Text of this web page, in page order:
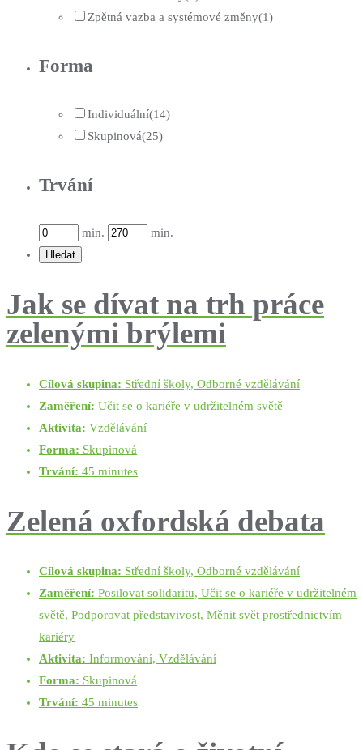
Zpětná vazba a systémové změny(1)
Forma
Individuální(14)
Skupinová(25)
Trvání
min. min.
Jak se dívat na trh práce
zelenými brýlemi
Cílová skupina: Střední školy, Odborné vzdělávání
Zaměření: Učit se o kariéře v udržitelném světě
Aktivita: Vzdělávání
Forma: Skupinová
Trvání: 45 minutes
Zelená oxfordská debata
Cílová skupina: Střední školy, Odborné vzdělávání
Zaměření: Posilovat solidaritu, Učit se o kariéře v udržitelném
světě, Podporovat představivost, Měnit svět prostřednictvím
kariéry
Aktivita: Informování, Vzdělávání
Forma: Skupinová
Trvání: 45 minutes